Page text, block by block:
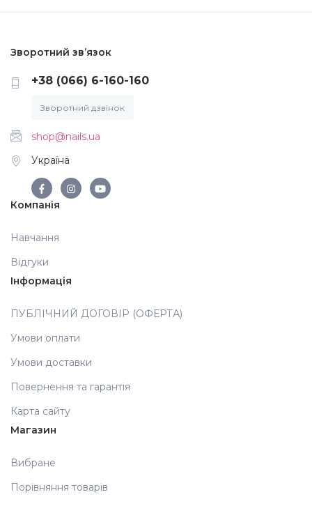
Інші прикраси
Фарби для розпису
Фольга для лиття (ефект кракелюра)
Зворотний зв’язок
+38 (066) 6-160-160
Зворотний дзвінок
shop@nails.ua
Україна
Компанія
Навчання
Відгуки
Інформація
ПУБЛІЧНИЙ ДОГОВІР (ОФЕРТА)
Умови оплати
Умови доставки
Повернення та гарантія
Карта сайту
Магазин
Вибране
Порівняння товарів